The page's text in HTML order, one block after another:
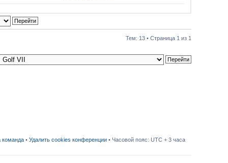
Тем: 13 • Страница 1 из 1
команда • Удалить cookies конференции • Часовой пояс: UTC + 3 часа